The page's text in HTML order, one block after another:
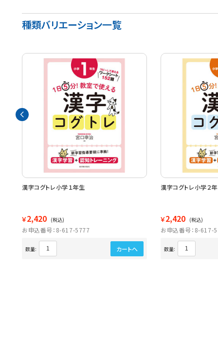
種類バリエーション一覧
漢字コグトレ小学１年生
￥2,420 (税込)
お申込番号：8-617-5777
数量: カートへ
漢字コグトレ小学２
￥2,420 (税込)
お申込番号：8-617-
数量: